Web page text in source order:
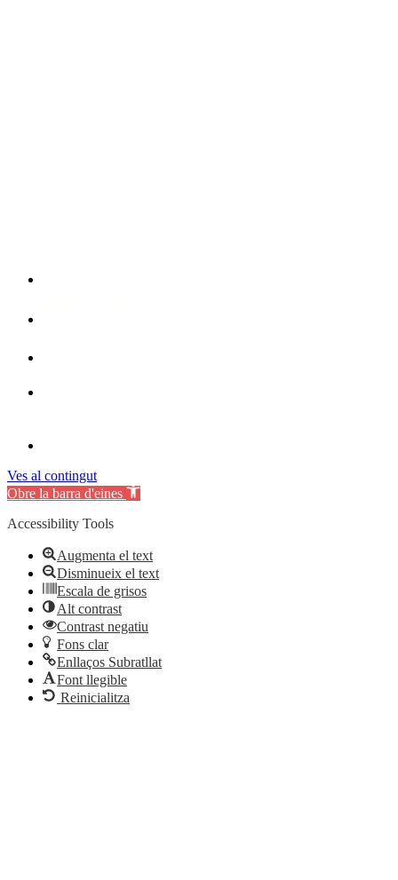
Ves al contingut
Obre la barra d'eines
Accessibility Tools
Augmenta el text
Disminueix el text
Escala de grisos
Alt contrast
Contrast negatiu
Fons clar
Enllaços Subratllat
Font llegible
Reinicialitza